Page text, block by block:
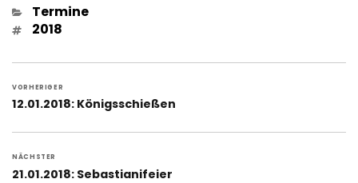
Kategorien
Termine
Schlagwörter
2018
Beitragsnavigation
VORHERIGER
Vorheriger
12.01.2018: Königsschießen
NÄCHSTER
Nächster
21.01.2018: Sebastianifeier